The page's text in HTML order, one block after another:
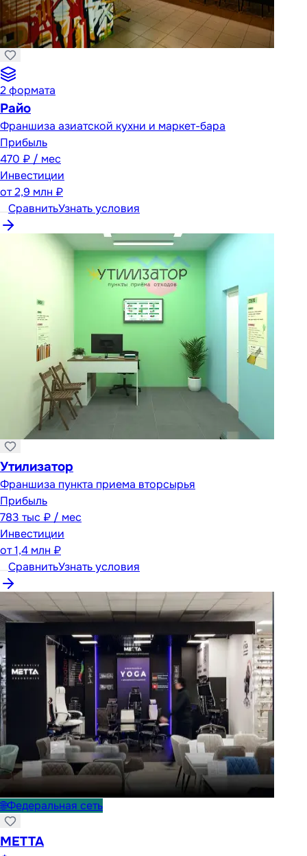
2формата
Райо
Франшиза азиатской кухни и маркет-бара
Прибыль
470 ₽ / мес
Инвестиции
от2,9 млн ₽
СравнитьУзнать условия
Утилизатор
Франшиза пункта приема вторсырья
Прибыль
783 тыс ₽ / мес
Инвестиции
от1,4 млн ₽
СравнитьУзнать условия
🌐Федеральная сеть
METTA